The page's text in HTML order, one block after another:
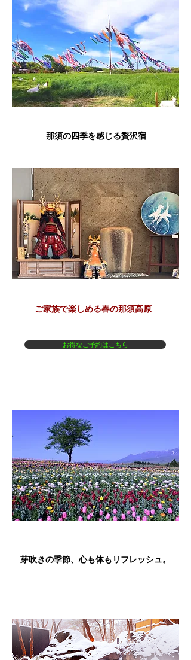
那須の四季を感じる贅沢宿
​ご家族で楽しめる春の那須高原
お得なご予約はこちら
芽吹きの季節、心も体もリフレッシュ。​